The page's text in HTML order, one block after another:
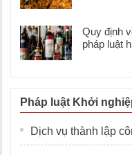
Quy định
pháp luật
Pháp luật Khởi
Dịch vụ thành lập